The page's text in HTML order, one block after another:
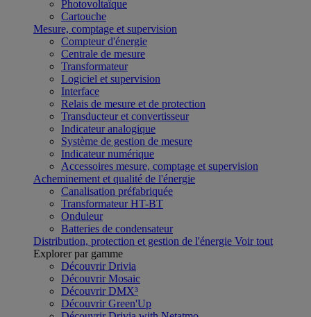
Photovoltaïque
Cartouche
Mesure, comptage et supervision
Compteur d'énergie
Centrale de mesure
Transformateur
Logiciel et supervision
Interface
Relais de mesure et de protection
Transducteur et convertisseur
Indicateur analogique
Système de gestion de mesure
Indicateur numérique
Accessoires mesure, comptage et supervision
Acheminement et qualité de l'énergie
Canalisation préfabriquée
Transformateur HT-BT
Onduleur
Batteries de condensateur
Distribution, protection et gestion de l'énergie Voir tout
Explorer par gamme
Découvrir Drivia
Découvrir Mosaic
Découvrir DMX³
Découvrir Green'Up